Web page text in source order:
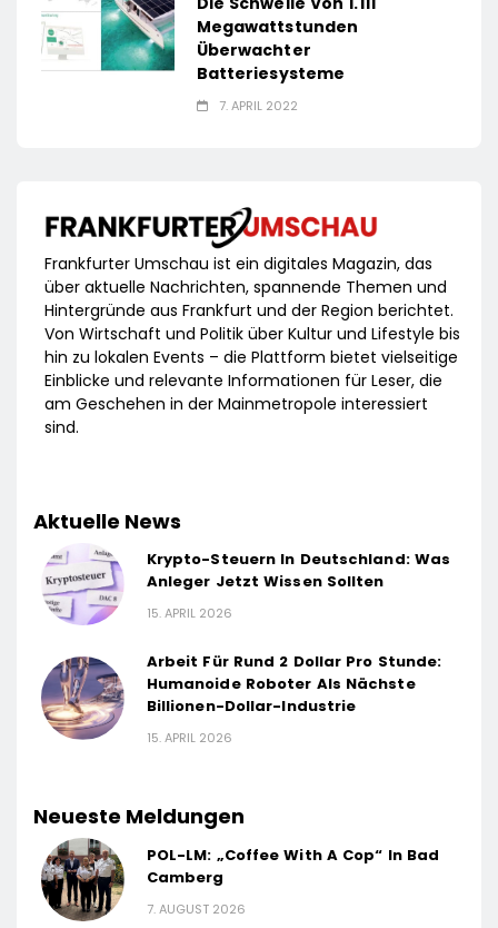
Megawattstunden
Überwachter
Batteriesysteme
7. APRIL 2022
Frankfurter Umschau ist ein digitales Magazin, das
über aktuelle Nachrichten, spannende Themen und
Hintergründe aus Frankfurt und der Region berichtet.
Von Wirtschaft und Politik über Kultur und Lifestyle bis
hin zu lokalen Events – die Plattform bietet vielseitige
Einblicke und relevante Informationen für Leser, die
am Geschehen in der Mainmetropole interessiert
sind.
Aktuelle News
Krypto-Steuern In Deutschland: Was
Anleger Jetzt Wissen Sollten
15. APRIL 2026
Arbeit Für Rund 2 Dollar Pro Stunde:
Humanoide Roboter Als Nächste
Billionen-Dollar-Industrie
15. APRIL 2026
Neueste Meldungen
POL-LM: „Coffee With A Cop“ In Bad
Camberg
7. AUGUST 2026